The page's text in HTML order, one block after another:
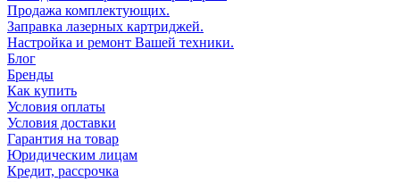
Продажа комплектующих.
Заправка лазерных картриджей.
Настройка и ремонт Вашей техники.
Блог
Бренды
Как купить
Условия оплаты
Условия доставки
Гарантия на товар
Юридическим лицам
Кредит, рассрочка